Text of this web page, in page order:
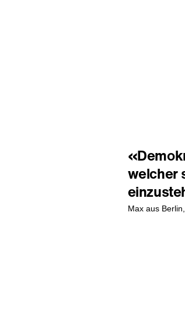
welcher
Max aus